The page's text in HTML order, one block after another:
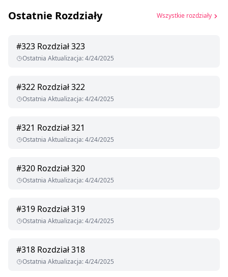
Ostatnie Rozdziały Wszystkie rozdziały
#323 Rozdział 323
Ostatnia Aktualizacja:4/24/2025
#322 Rozdział 322
Ostatnia Aktualizacja:4/24/2025
#321 Rozdział 321
Ostatnia Aktualizacja:4/24/2025
#320 Rozdział 320
Ostatnia Aktualizacja:4/24/2025
#319 Rozdział 319
Ostatnia Aktualizacja:4/24/2025
#318 Rozdział 318
Ostatnia Aktualizacja:4/24/2025